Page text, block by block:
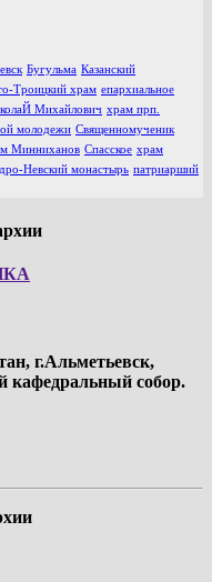
Бугульма Казанский
Троицкий храм епархиальное
Михайлович храм прп.
молодежи Священномученик
Минниханов Спасское храм
Невский монастырь патриарший
г.Альметьевск,
кафедральный собор.